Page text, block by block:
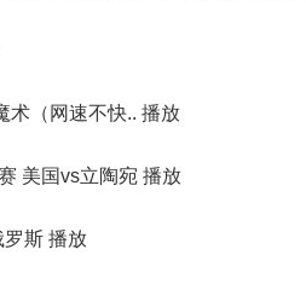
术（网速不快.. 播放
美国vs立陶宛 播放
斯 播放